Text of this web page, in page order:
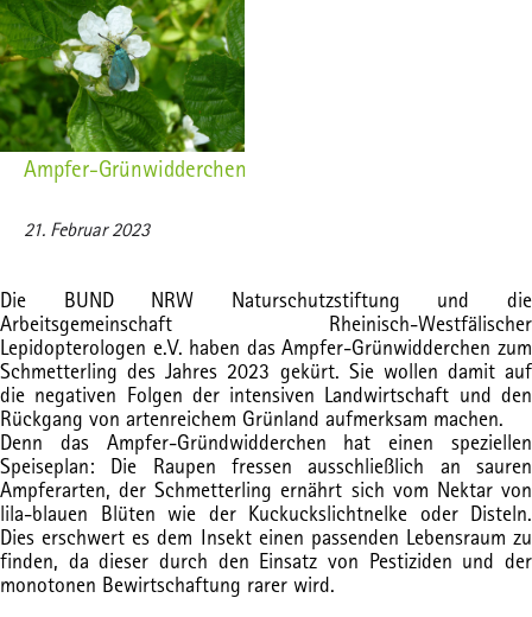
Ampfer-Grünwidderchen
21. Februar 2023
Die BUND NRW Naturschutzstiftung und die
Arbeitsgemeinschaft Rheinisch-Westfälischer
Lepidopterologen e.V. haben das Ampfer-Grünwidderchen zum
Schmetterling des Jahres 2023 gekürt. Sie wollen damit auf
die negativen Folgen der intensiven Landwirtschaft und den
Rückgang von artenreichem Grünland aufmerksam machen.
Denn das Ampfer-Gründwidderchen hat einen speziellen
Speiseplan: Die Raupen fressen ausschließlich an sauren
Ampferarten, der Schmetterling ernährt sich vom Nektar von
lila-blauen Blüten wie der Kuckuckslichtnelke oder Disteln.
Dies erschwert es dem Insekt einen passenden Lebensraum zu
finden, da dieser durch den Einsatz von Pestiziden und der
monotonen Bewirtschaftung rarer wird.